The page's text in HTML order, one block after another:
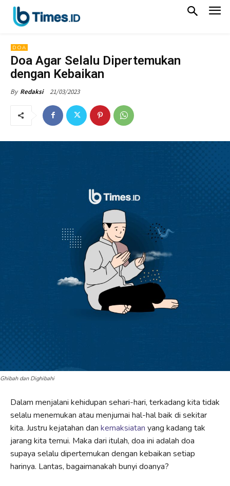
DOA
Doa Agar Selalu Dipertemukan
dengan Kebaikan
By Redaksi 21/03/2023
Ghibah dan Dighibahi
Dalam menjalani kehidupan sehari-hari, terkadang kita tidak
selalu menemukan atau menjumai hal-hal baik di sekitar
kita. Justru kejatahan dan kemaksiatan yang kadang tak
jarang kita temui. Maka dari itulah, doa ini adalah doa
supaya selalu dipertemukan dengan kebaikan setiap
harinya. Lantas, bagaimanakah bunyi doanya?